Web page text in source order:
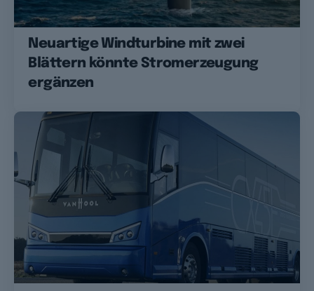
Neuartige Windturbine mit zwei
Blättern könnte Stromerzeugung
ergänzen